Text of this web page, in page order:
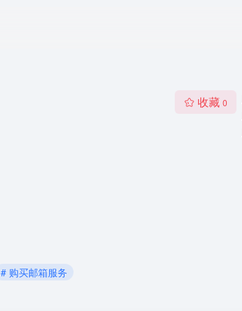
收藏 0
# 购买邮箱服务